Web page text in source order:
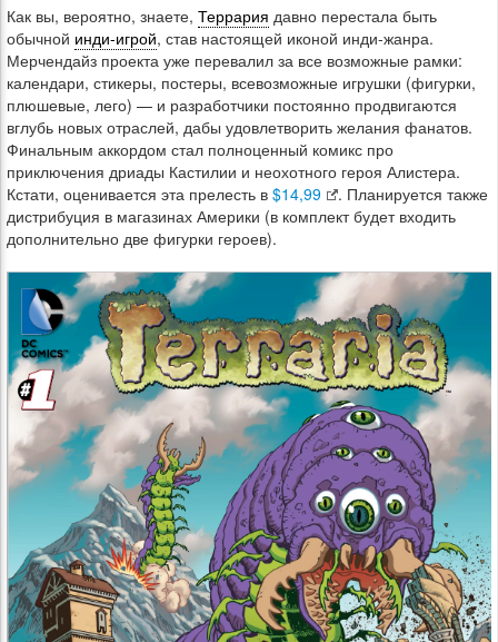
Как вы, вероятно, знаете, Террария давно перестала быть
обычной инди-игрой, став настоящей иконой инди-жанра.
Мерчендайз проекта уже перевалил за все возможные рамки:
календари, стикеры, постеры, всевозможные игрушки (фигурки,
плюшевые, лего) — и разработчики постоянно продвигаются
вглубь новых отраслей, дабы удовлетворить желания фанатов.
Финальным аккордом стал полноценный комикс про
приключения дриады Кастилии и неохотного героя Алистера.
Кстати, оценивается эта прелесть в $14,99
. Планируется также
дистрибуция в магазинах Америки (в комплект будет входить
дополнительно две фигурки героев).